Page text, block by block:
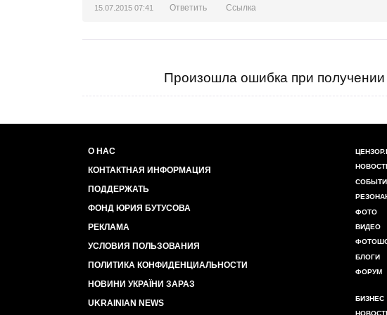
15.07.2015 07:41 Ответить Ссылка
Произошла ошибка при получении
О НАС
КОНТАКТНАЯ ИНФОРМАЦИЯ
ПОДДЕРЖАТЬ
ФОНД ЮРИЯ БУТУСОВА
РЕКЛАМА
УСЛОВИЯ ПОЛЬЗОВАНИЯ
ПОЛИТИКА КОНФИДЕНЦИАЛЬНОСТИ
НОВИНИ УКРАЇНИ ЗАРАЗ
UKRAINIAN NEWS
ФОТО
ВИДЕО
БЛОГИ
ФОРУМ
БИЗНЕС